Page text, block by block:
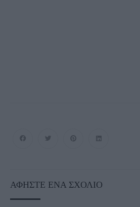
ΑΦΉΣΤΕ ΈΝΑ ΣΧΌΛΙΟ